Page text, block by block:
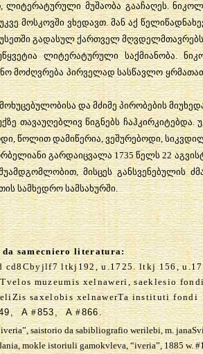
ლიტერატურული მუშაობა გააჩაღეს.
მოსკოვში ვხედავთ. მან აქ
გადასულ ქართველ მღვდელმთავრებს.
ლიტერატურული საქმიანობა.
მოძღვრება პირველად სასწავლო
და მძიმე პირობების
თავაუღებლივ წიგნებს ჩაჰკირკიტებდა.
წოლით დამიწერია, ვეშურებოდი,
გარდაიცვალა 1735 წელს 22
შუამდგომლობით, მისცეს
სამხედრო სამსახურში.
da samecniero literatura:
cd8Cbyjlf7 ltkj192,u.1725.ltkj 156,u
muzeumis xelnaweri, saeklesio
saxelobis xelnawerTa instituti fondi
A#853, A#866.
saistorio da sabibliografio werilebi, m.
mokle istoriuli gamokvleva, “iveria”, 1885 w.